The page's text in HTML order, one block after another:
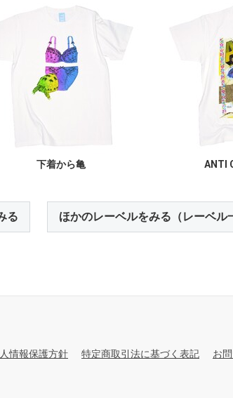
下着から亀 ANTI
る ほかのレーベルをみる（レーベル
情報保護方針 特定商取引法に基づく表記 お